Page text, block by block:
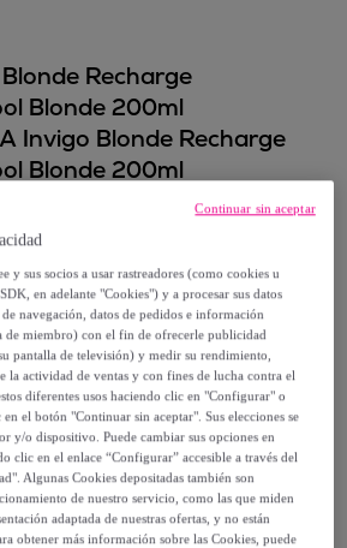
Recharge
Blonde 200ml
Invigo Blonde Recharge
Blonde 200ml
S.R.L.
y sus socios a usar rastreadores (como cookies u
en adelante "Cookies") y a procesar sus datos
de navegación, datos de pedidos e información
de miembro) con el fin de ofrecerle publicidad
pantalla de televisión) y medir su rendimiento,
la actividad de ventas y con fines de lucha contra el
diferentes usos haciendo clic en "Configurar" o
el botón "Continuar sin aceptar". Sus elecciones se
y/o dispositivo. Puede cambiar sus opciones en
clic en el enlace “Configurar” accesible a través del
Algunas Cookies depositadas también son
de nuestro servicio, como las que miden
adaptada de nuestras ofertas, y no están
obtener más información sobre las Cookies, puede
Continuar sin aceptar